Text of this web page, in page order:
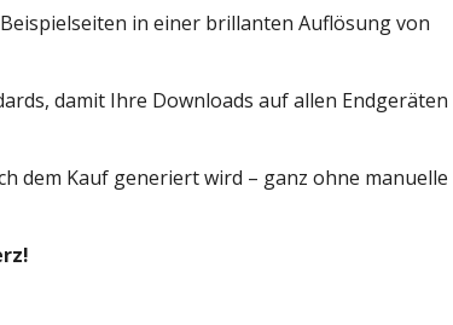
in einer brillanten Auflösung von
damit Ihre Downloads auf allen Endgeräten
dem Kauf generiert wird – ganz ohne manuelle